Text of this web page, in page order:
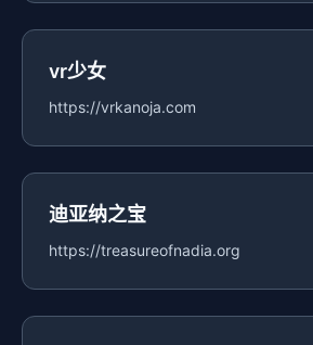
vr少女
https://vrkanoja.com
迪亚纳之宝
https://treasureofnadia.org